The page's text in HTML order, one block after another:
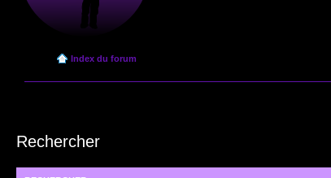
Index du forum
Rechercher